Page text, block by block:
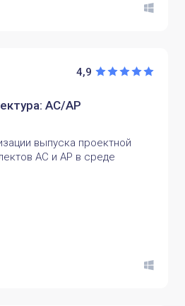
4,9
АС/АР
выпуска проектной
АС и АР в среде